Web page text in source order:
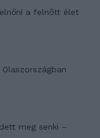
a felnőtt élet
meg senki –